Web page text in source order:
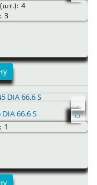
4
3
66.6 S
1